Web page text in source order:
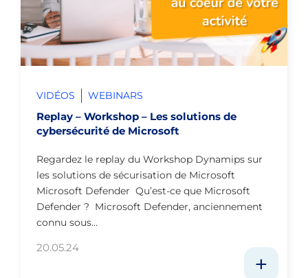
VIDÉOS WEBINARS
Replay – Workshop – Les solutions de
cybersécurité de Microsoft
Regardez le replay du Workshop Dynamips sur
les solutions de sécurisation de Microsoft
Microsoft Defender Qu’est-ce que Microsoft
Defender ? Microsoft Defender, anciennement
connu sous…
20.05.24